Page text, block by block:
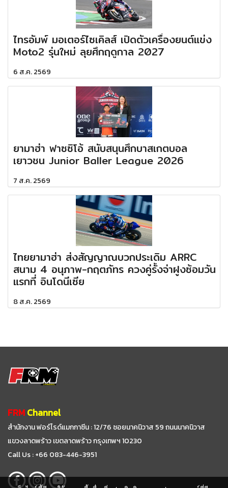
ไทรอัมพ์ มอเตอร์ไซเคิลส์ เปิดตัวเครื่องยนต์แข่ง
Moto2 รุ่นใหม่ ลุยศึกฤดูกาล 2027
6 ส.ค. 2569
ยามาฮ่า ฟาซซิโอ้ สนับสนุนศึกบาสเกตบอล
เยาวชน Junior Baller League 2026
7 ส.ค. 2569
ไทยยามาฮ่า ส่งสัญญาณบวกประเดิม ARRC
สนาม 4 อนุภาพ-กฤตภัทร ควงคู่รั้งจ่าฝูงซ้อมวัน
แรกที่ อินโดนีเซีย
8 ส.ค. 2569
FRMChannel
สำนักงาน ฟอร์ไรด์แมกกาซีน : 12/76 ซอยนาคนิวาส 59ถนนนาคนิวาส
แขวงลาดพร้าว เขตลาดพร้าว กรุงเทพฯ 10230
Call Us : +66 083-446-3951